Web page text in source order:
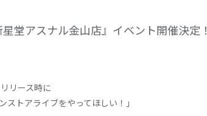
堂アスナル金山店』イベント開催決定！
リリース時に
トアライブをやってほしい！」